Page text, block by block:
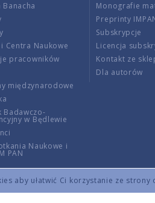
aby ułatwić Ci korzystanie ze
Banacha
i Centra Naukowe
pracowników
międzynarodowe
Badawczo-
w Będlewie
Naukowe i
PAN
Monografie
Preprinty
Subskrypcje
Licencja
Kontakt ze
Dla autorów